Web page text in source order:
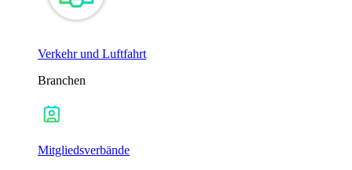
Verkehr und Luftfahrt
Branchen
Mitgliedsverbände